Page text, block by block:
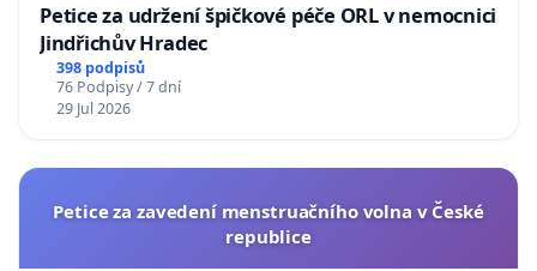
Petice za udržení špičkové péče ORL v nemocnici
Jindřichův Hradec
398 podpisů
76 Podpisy / 7 dní
29 Jul 2026
Petice za zavedení menstruačního volna v České
republice